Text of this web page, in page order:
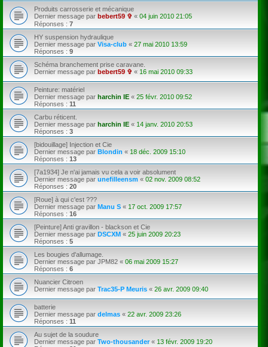
Produits carrosserie et mécanique
Dernier message par bebert59 ✞ « 04 juin 2010 21:05
Réponses : 7
HY suspension hydraulique
Dernier message par Visa-club « 27 mai 2010 13:59
Réponses : 9
Schéma branchement prise caravane.
Dernier message par bebert59 ✞ « 16 mai 2010 09:33
Peinture: matériel
Dernier message par harchin IE « 25 févr. 2010 09:52
Réponses : 11
Carbu réticent.
Dernier message par harchin IE « 14 janv. 2010 20:53
Réponses : 3
[bidouillage] Injection et Cie
Dernier message par Blondin « 18 déc. 2009 15:10
Réponses : 13
[7a1934] Je n'ai jamais vu cela a voir absolument
Dernier message par unefilleensm « 02 nov. 2009 08:52
Réponses : 20
[Roue] à qui c'est ???
Dernier message par Manu S « 17 oct. 2009 17:57
Réponses : 16
[Peinture] Anti gravillon - blackson et Cie
Dernier message par DSCXM « 25 juin 2009 20:23
Réponses : 5
Les bougies d'allumage.
Dernier message par JPM82 « 06 mai 2009 15:27
Réponses : 6
Nuancier Citroen
Dernier message par Trac35-P Meuris « 26 avr. 2009 09:40
batterie
Dernier message par delmas « 22 avr. 2009 23:26
Réponses : 11
Au sujet de la soudure
Dernier message par Two-thousander« 13 févr. 2009 19:20